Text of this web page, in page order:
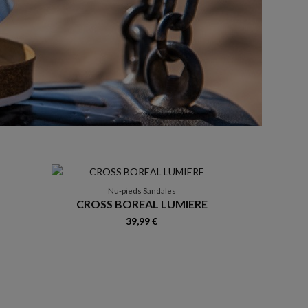
Nu-pieds Sandales
CROSS BOREAL LUMIERE
39,99 €